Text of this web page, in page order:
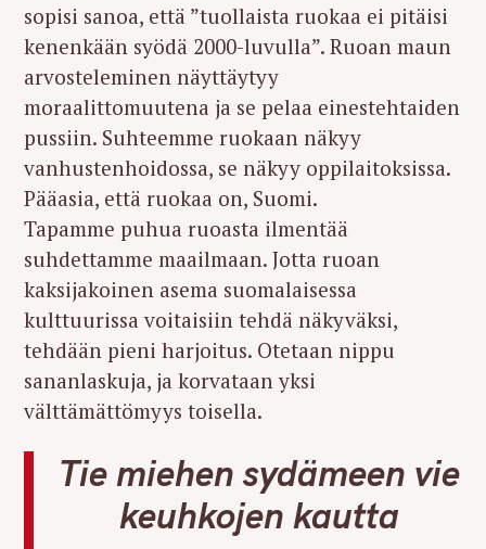
sopisi sanoa, että ”tuollaista ruokaa ei pitäisi
kenenkään syödä 2000-luvulla”. Ruoan maun
arvosteleminen näyttäytyy
moraalittomuutena ja se pelaa einestehtaiden
pussiin. Suhteemme ruokaan näkyy
vanhustenhoidossa, se näkyy oppilaitoksissa.
Pääasia, että ruokaa on, Suomi.
Tapamme puhua ruoasta ilmentää
suhdettamme maailmaan. Jotta ruoan
kaksijakoinen asema suomalaisessa
kulttuurissa voitaisiin tehdä näkyväksi,
tehdään pieni harjoitus. Otetaan nippu
sananlaskuja, ja korvataan yksi
välttämättömyys toisella.
Tie miehen sydämeen vie
keuhkojen kautta